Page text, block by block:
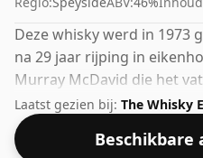
Deze whisky werd in 1973
na 29 jaar rijping in
Murray McDavid die het
onder hun eigen label.
fles van 70 cl en wordt
alcoholpercentage van
Laatst gezien bij: The Whisky